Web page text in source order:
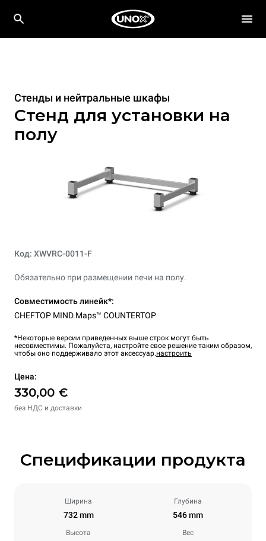
Стенды и нейтральные шкафы
Стенд для установки на
полу
Код: XWVRC-0011-F
Обязательно при размещении печи на полу.
Совместимость линейк*:
CHEFTOP MIND.Maps™ COUNTERTOP
*Некоторые версии приведенных выше строк могут быть
несовместимы. Пожалуйста, настройте свое решение таким образом,
чтобы оно поддерживало этот аксессуар.настроить
Цена:
330,00 €
без НДС и доставки
Спецификации продукта
Ширина
732 mm
Глубина
546 mm
Высота Вес